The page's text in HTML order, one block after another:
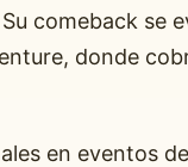
comeback se
donde
en eventos